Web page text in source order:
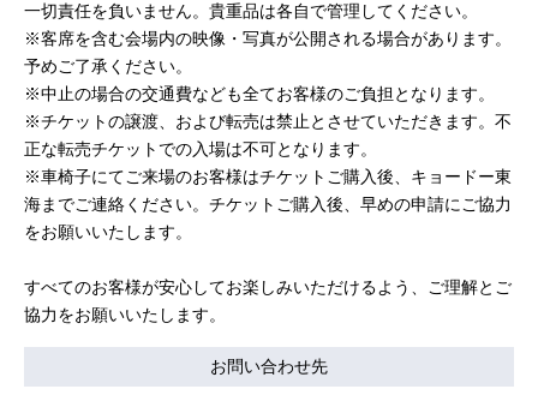
一切責任を負いません。貴重品は各自で管理してください。
※客席を含む会場内の映像・写真が公開される場合があります。
予めご了承ください。
※中止の場合の交通費なども全てお客様のご負担となります。
※チケットの譲渡、および転売は禁止とさせていただきます。不
正な転売チケットでの入場は不可となります。
※車椅子にてご来場のお客様はチケットご購入後、キョードー東
海までご連絡ください。チケットご購入後、早めの申請にご協力
をお願いいたします。
すべてのお客様が安心してお楽しみいただけるよう、ご理解とご
協力をお願いいたします。
お問い合わせ先